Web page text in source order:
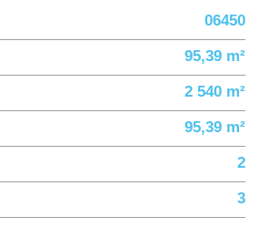
06450
95,39 m²
2 540 m²
95,39 m²
2
3